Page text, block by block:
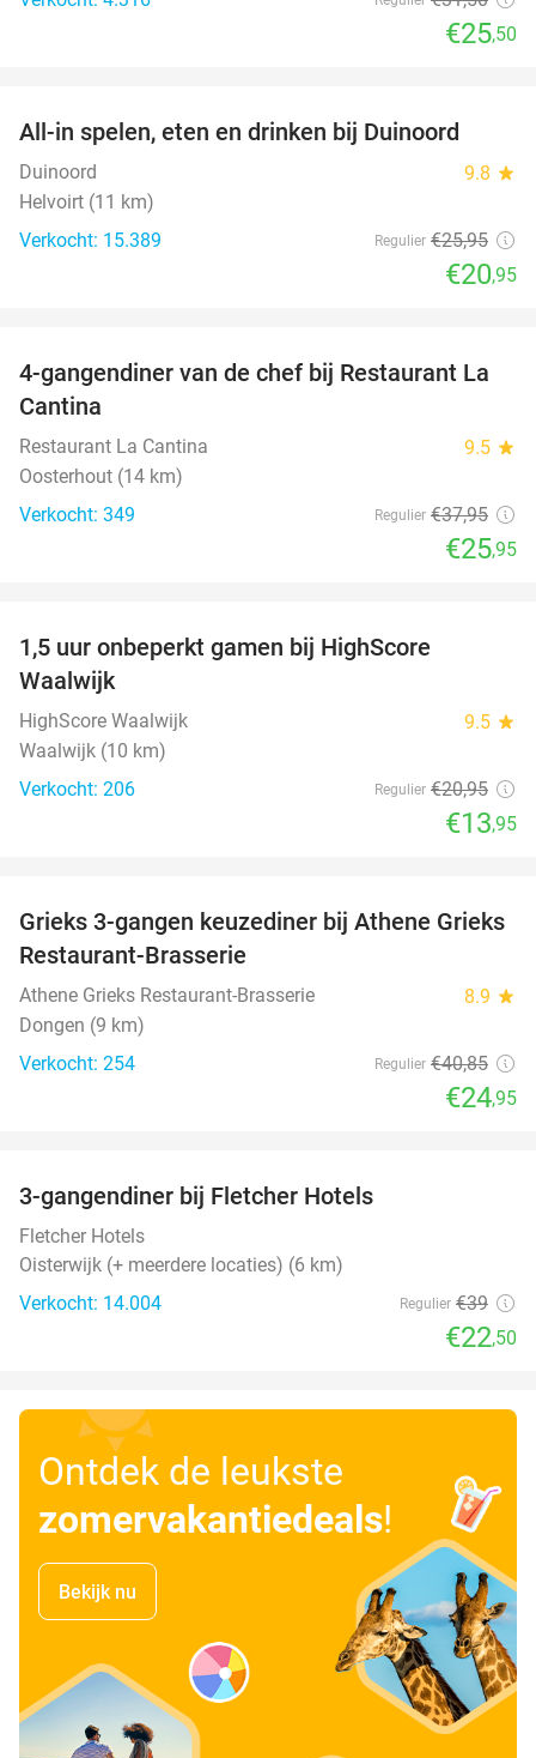
€25,50
All-in spelen, eten en drinken bij Duinoord
Duinoord 9.8 star
Helvoirt (11 km)
Verkocht: 15.389
Regulier €25,95
€20,95
32%
4-gangendiner van de chef bij Restaurant La
Cantina
Restaurant La Cantina 9.5 star
Oosterhout (14 km)
Verkocht: 349
Regulier €37,95
€25,95
1,5 uur onbeperkt gamen bij HighScore
Waalwijk
HighScore Waalwijk 9.5 star
Waalwijk (10 km)
Verkocht: 206
Regulier €20,95
€13,95
39%
Grieks 3-gangen keuzediner bij Athene Grieks
Restaurant-Brasserie
Athene Grieks Restaurant-Brasserie 8.9 star
Dongen (9 km)
Verkocht: 254
Regulier €40,85
€24,95
3-gangendiner bij Fletcher Hotels
Fletcher Hotels
Oisterwijk (+ meerdere locaties) (6 km)
Verkocht: 14.004
Regulier €39
€22,50
Ontdek de leukste
zomervakantiedeals!
Bekijk nu